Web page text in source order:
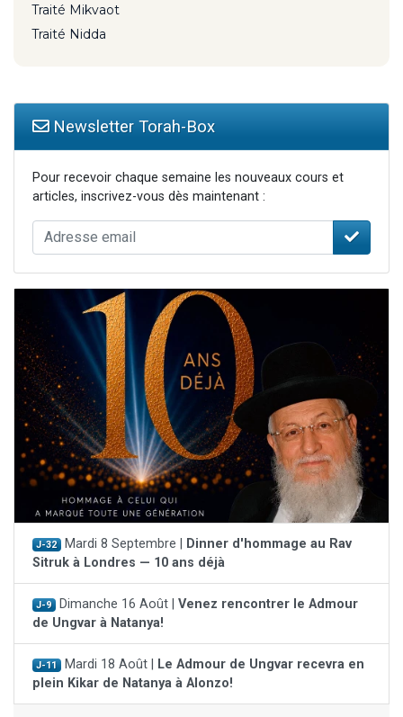
Traité Mikvaot
Traité Nidda
Newsletter Torah-Box
Pour recevoir chaque semaine les nouveaux cours et
articles, inscrivez-vous dès maintenant :
J-32 Mardi 8 Septembre |
Dinner d'hommage au Rav
Sitruk à Londres — 10 ans déjà
J-9 Dimanche 16 Août | Venez rencontrer le Admour
de Ungvar à Natanya!
J-11 Mardi 18 Août |
Le Admour de Ungvar recevra en
plein Kikar de Natanya à Alonzo!